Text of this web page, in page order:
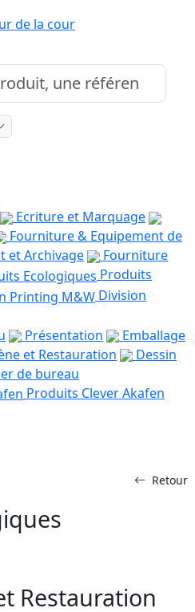
Ecriture et Marquage
Fourniture & Equipement de
et Archivage
Fourniture
Produits
Division
Présentation
Emballage
et Restauration
Dessin
de bureau
Produits Clever Akafen
Retour
Restauration